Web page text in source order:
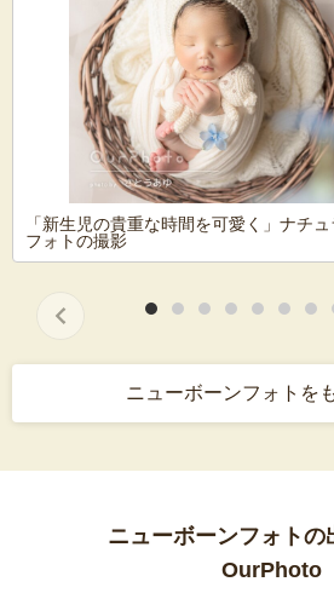
「新生児の貴重な時間を可愛く」ナチ
フォトの撮影
ニューボーンフォトを
ニューボーンフォトの
OurPhoto